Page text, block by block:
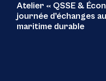
Atelier « QSSE &
journée d’échanges
maritime durable